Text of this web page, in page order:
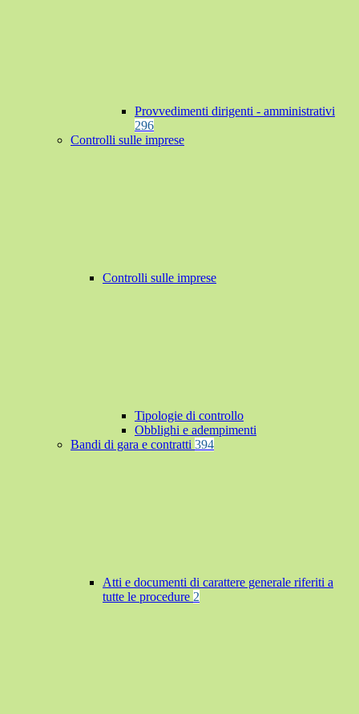
Provvedimenti dirigenti - amministrativi
296
Controlli sulle imprese
Controlli sulle imprese
Tipologie di controllo
Obblighi e adempimenti
Bandi di gara e contratti 394
Atti e documenti di carattere generale riferiti a
tutte le procedure 2